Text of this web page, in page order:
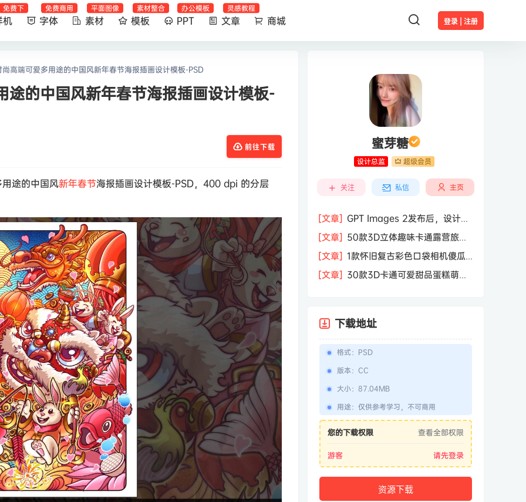
登录 | 注册
机
免费下
字体
免费商用
素材
平面图像
模板
素材整合
PPT
办公模板
文章
灵感教程
商城
高端可爱多用途的中国风新年春节海报插画设计模板-PSD
途的中国风新年春节海报插画设计模板-
前往下载
途的中国风新年春节海报插画设计模板-PSD，400 dpi 的分层
蜜芽糖
设计总监 超级会员
关注 私信 主页
[文章] GPT Images 2发布后，设计行
业的天真的塌了？
[文章] 50款3D立体趣味卡通露营旅行
度假旅游装备插图插画PNG免抠图片素
材图
[文章] 1款怀旧复古彩色口袋相机傻瓜
相机屏幕模型PSD模板样机效果图素材
[文章] 30款3D卡通可爱甜品蛋糕萌趣
下载地址
格式： PSD
版本： CC
大小： 87.04MB
用途： 仅供参考学习，不可商用
您的下载权限 查看全部权限
游客 请先登录
资源下载